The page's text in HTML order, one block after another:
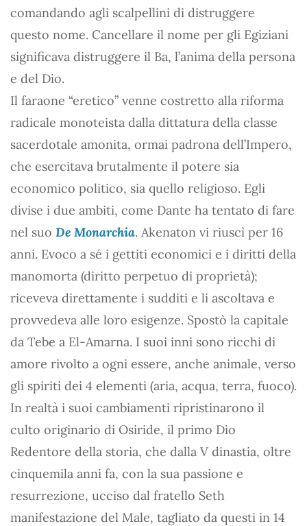
comandando agli scalpellini di distruggere
questo nome. Cancellare il nome per gli Egiziani
significava distruggere il Ba, l’anima della persona
e del Dio.
Il faraone “eretico” venne costretto alla riforma
radicale monoteista dalla dittatura della classe
sacerdotale amonita, ormai padrona dell’Impero,
che esercitava brutalmente il potere sia
economico politico, sia quello religioso. Egli
divise i due ambiti, come Dante ha tentato di fare
nel suo De Monarchia. Akenaton vi riuscì per 16
anni. Evoco a sé i gettiti economici e i diritti della
manomorta (diritto perpetuo di proprietà);
riceveva direttamente i sudditi e li ascoltava e
provvedeva alle loro esigenze. Spostò la capitale
da Tebe a El-Amarna. I suoi inni sono ricchi di
amore rivolto a ogni essere, anche animale, verso
gli spiriti dei 4 elementi (aria, acqua, terra, fuoco).
In realtà i suoi cambiamenti ripristinarono il
culto originario di Osiride, il primo Dio
Redentore della storia, che dalla V dinastia, oltre
cinquemila anni fa, con la sua passione e
resurrezione, ucciso dal fratello Seth
manifestazione del Male, tagliato da questi in 14